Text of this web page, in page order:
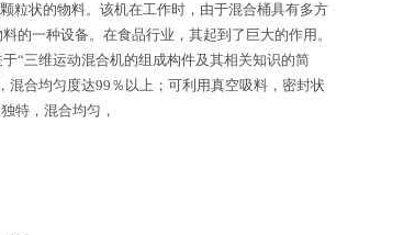
粒状的物料。该机在工作时，由于混合桶具有多方
的一种设备。在食品行业，其起到了巨大的作用。
“三维运动混合机的组成构件及其相关知识的简
合均匀度达99％以上；可利用真空吸料，密封状
特，混合均匀，